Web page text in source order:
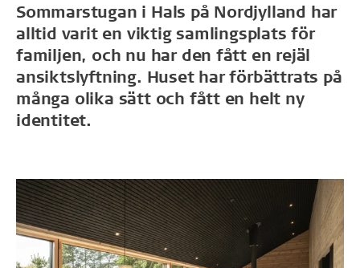
Sommarstugan i Hals på Nordjylland har
alltid varit en viktig samlingsplats för
familjen, och nu har den fått en rejäl
ansiktslyftning. Huset har förbättrats på
många olika sätt och fått en helt ny
identitet.